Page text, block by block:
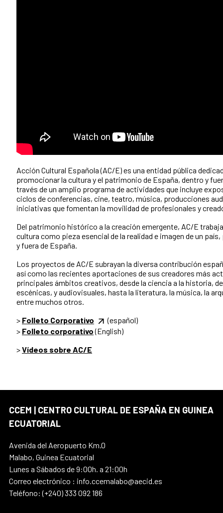
Acción Cultural Española (AC/E) es una entidad pública
promocionar la cultura y el patrimonio de España, dentro y
través de un amplio programa de actividades que incluye
ciclos de conferencias, cine, teatro, música, producciones
iniciativas que fomentan la movilidad de profesionales y
Del patrimonio histórico a la creación emergente, AC/E
cultura como pieza esencial de la realidad e imagen de un
y fuera de España.
Los proyectos de AC/E subrayan la diversa contribución
así como las recientes aportaciones de sus creadores más
principales ámbitos creativos, desde la ciencia a la historia,
escénicas, y audiovisuales, hasta la literatura, la música, la
entre muchos otros.
> Folleto Corporativo
(español)
> Folleto corporativo(English)
>Vídeos sobre AC/E
CCEM | CENTRO CULTURAL DE ESPAÑA EN GUINEA
ECUATORIAL
Avenida del Aeropuerto Km.0
Malabo, Guinea Ecuatorial
Lunes a Sábados de 9:00h. a 21:00h
Correo electrónico : info.ccemalabo@aecid.es
Teléfono: (+240) 333 092 186